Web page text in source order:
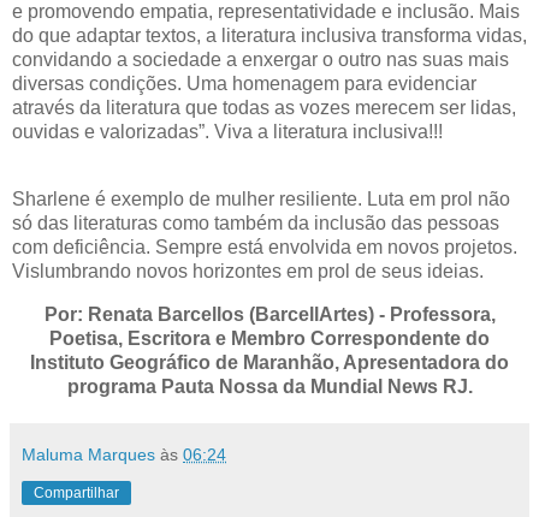
e promovendo empatia, representatividade e inclusão. Mais
do que adaptar textos, a literatura inclusiva transforma vidas,
convidando a sociedade a enxergar o outro nas suas mais
diversas condições. Uma homenagem para evidenciar
através da literatura que todas as vozes merecem ser lidas,
ouvidas e valorizadas”. Viva a literatura inclusiva!!!
Sharlene é exemplo de mulher resiliente. Luta em prol não
só das literaturas como também da inclusão das pessoas
com deficiência. Sempre está envolvida em novos projetos.
Vislumbrando novos horizontes em prol de seus ideias.
Por: Renata Barcellos (BarcellArtes) - Professora,
Poetisa, Escritora e Membro Correspondente do
Instituto Geográfico de Maranhão, Apresentadora do
programa Pauta Nossa da Mundial News RJ.
Maluma Marques às 06:24
Compartilhar